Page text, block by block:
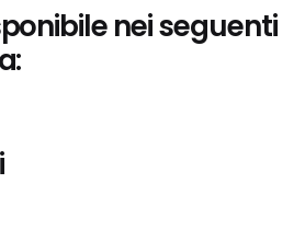
nei seguenti